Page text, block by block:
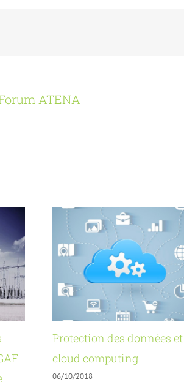
ATENA
Protection des données et
cloud computing
06/10/2018